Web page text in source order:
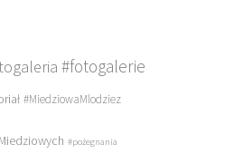
#fotogalerie
#MiedziowaMlodziez
#pożegnania